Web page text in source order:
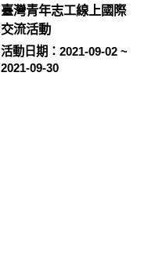
臺灣青年志工線上國際
交流活動
活動日期：2021-09-02 ~
2021-09-30